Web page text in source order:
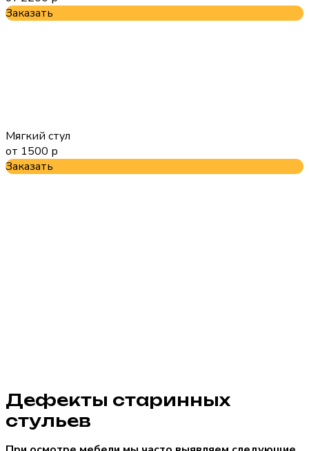
Заказать
Мягкий стул
от 1500 р
Заказать
Дефекты старинных
стульев